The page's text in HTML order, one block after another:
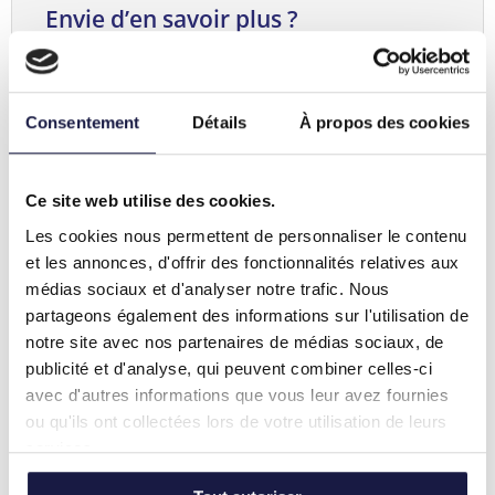
Consentement Détails À propos des cookies
Ce site web utilise des cookies.
Les cookies nous permettent de personnaliser le contenu
et les annonces, d'offrir des fonctionnalités relatives aux
médias sociaux et d'analyser notre trafic. Nous
partageons également des informations sur l'utilisation de
notre site avec nos partenaires de médias sociaux, de
publicité et d'analyse, qui peuvent combiner celles-ci
avec d'autres informations que vous leur avez fournies
ou qu'ils ont collectées lors de votre utilisation de leurs
services.
Envie d’en savoir plus ?
Vous aimeriez rafraîchir vos connaissances sur
les nouveautés fiscales de 2020 et 2021 ? Vous
n’ignorerez plus rien sur le sujet après la
formationActualisation de la fiscalité 2022.
Biografie
Steve Cocriamont est formateur et consultant
indépendant. Il a passé plus de 15 années dans le
service d’étude et de formations d’une compagnie
d’assurance-vie. Il est spécialisé dans les matières
suivantes : l’impôt des personnes physiques,
l’assurance-vie, le second pilier de pension et le planning
successoral. Il est également le coordinateur de la